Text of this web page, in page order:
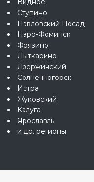
Ступино
Павловский Посад
Наро-Фоминск
Фрязино
Лыткарино
Дзержинский
Солнечногорск
Истра
Жуковский
Калуга
Ярославль
и др. регионы